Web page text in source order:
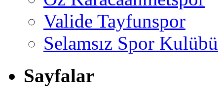
Valide Tayfunspor
Selamsız Spor Kulübü
Sayfalar